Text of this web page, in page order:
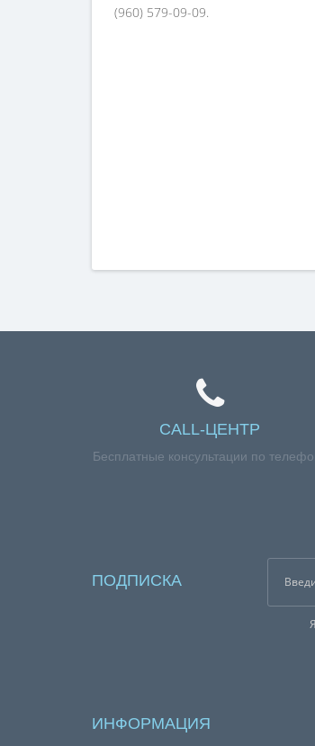
(960) 579-09-09.
CALL-ЦЕНТР
Бесплатные консультации по
ПОДПИСКА
ИНФОРМАЦИЯ